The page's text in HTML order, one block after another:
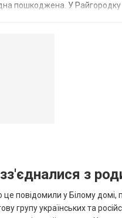
пошкоджена. У Райгородку
з
повідомили у Білому домі,
групу українських та